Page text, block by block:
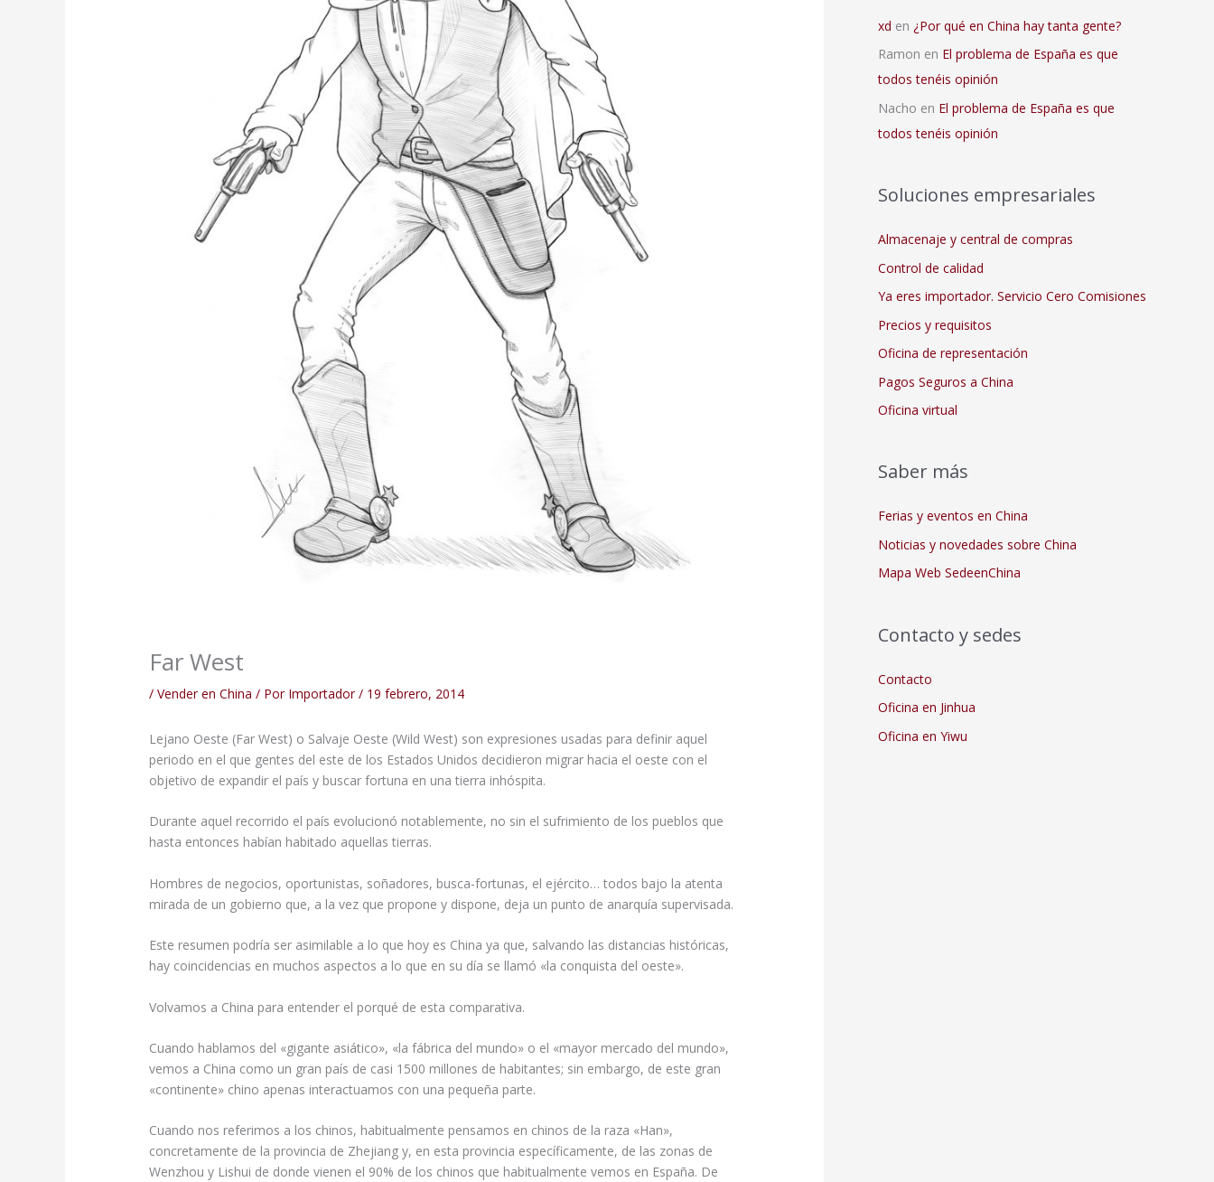
Far West
/Vender en China / Por Importador/ 19 febrero, 2014
Lejano Oeste (Far West) o Salvaje Oeste (Wild West) son expresiones usadas para definir aquel
periodo en el que gentes del este de los Estados Unidos decidieron migrar hacia el oeste con el
objetivo de expandir el país y buscar fortuna en una tierra inhóspita.
Durante aquel recorrido el país evolucionó notablemente, no sin el sufrimiento de los pueblos que
hasta entonces habían habitado aquellas tierras.
Hombres de negocios, oportunistas, soñadores, busca-fortunas, el ejército… todos bajo la atenta
mirada de un gobierno que, a la vez que propone y dispone, deja un punto de anarquía supervisada.
Este resumen podría ser asimilable a lo que hoy es China ya que, salvando las distancias históricas,
hay coincidencias en muchos aspectos a lo que en su día se llamó «la conquista del oeste».
Volvamos a China para entender el porqué de esta comparativa.
Cuando hablamos del «gigante asiático», «la fábrica del mundo» o el «mayor mercado del mundo»,
vemos a China como un gran país de casi 1500 millones de habitantes; sin embargo, de este gran
«continente» chino apenas interactuamos con una pequeña parte.
Cuando nos referimos a los chinos, habitualmente pensamos en chinos de la raza «Han»,
concretamente de la provincia de Zhejiang y, en esta provincia específicamente, de las zonas de
Wenzhou y Lishui de donde vienen el 90% de los chinos que habitualmente vemos en España. De
xd en ¿Por qué en China hay tanta gente?
Ramon en El problema de España es que
todos tenéis opinión
Nacho en El problema de España es que
todos tenéis opinión
Soluciones empresariales
Almacenaje y central de compras
Control de calidad
Ya eres importador. Servicio Cero Comisiones
Precios y requisitos
Oficina de representación
Pagos Seguros a China
Oficina virtual
Saber más
Ferias y eventos en China
Noticias y novedades sobre China
Mapa Web SedeenChina
Contacto y sedes
Contacto
Oficina en Jinhua
Oficina en Yiwu